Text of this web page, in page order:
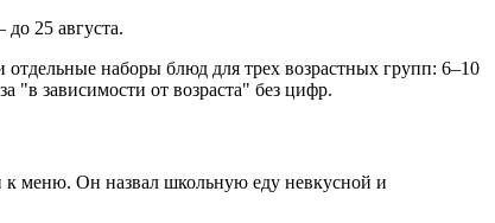
25 августа.
наборы блюд для трех возрастных групп: 6–10
"в зависимости от возраста" без цифр.
к меню. Он назвал школьную еду невкусной и